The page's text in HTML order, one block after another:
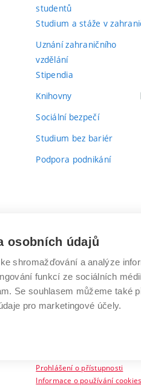
studentů
Studium a stáže v
Uznání zahraničního
vzdělání
Stipendia
Knihovny(externí
Sociální bezpečí
Studium bez bariér
Podpora podnikání
VYSOKÉ UČENÍ
Antonínská 548/1
602 00 Brno
Prohlášení o přístupnosti
Informace o používání cookies
osobních údajů
shromažďování a analýze
funkcí ze sociálních
Se souhlasem můžeme také
pro marketingové účely.